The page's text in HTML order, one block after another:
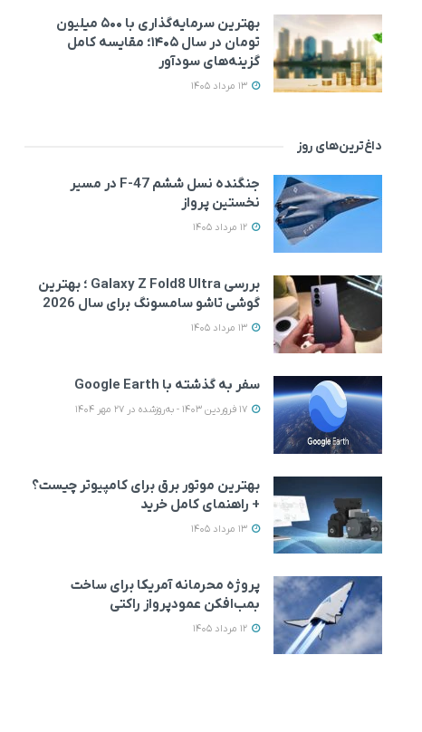
بهترین سرمایه‌گذاری با ۵۰۰ میلیون
تومان در سال ۱۴۰۵؛ مقایسه کامل
گزینه‌های سودآور
داغ‌ترین‌های روز
جنگنده نسل ششم F-47 در مسیر
نخستین پرواز
بررسی Galaxy Z Fold8 Ultra ؛ بهترین
گوشی تاشو سامسونگ برای سال 2026
سفر به گذشته با Google Earth
بهترین موتور برق برای کامپیوتر چیست؟
+ راهنمای کامل خرید
پروژه محرمانه آمریکا برای ساخت
بمب‌افکن عمودپرواز راکتی